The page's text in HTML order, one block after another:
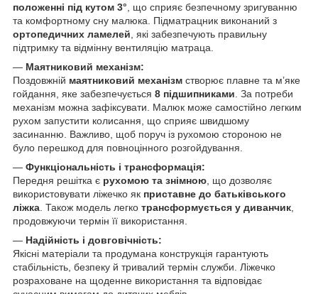
положенні під кутом 3° , що сприяє безпечному зригуванню
та комфортному сну малюка. Підматрацник виконаний з
ортопедичних ламелей , які забезпечують правильну
підтримку та відмінну вентиляцію матраца.
— Маятниковий механізм:
Поздовжній маятниковий механізм створює плавне та м’яке
гойдання, яке забезпечується 8 підшипниками . За потреби
механізм можна зафіксувати. Малюк може самостійно легким
рухом запустити колисання, що сприяє швидшому
засинанню. Важливо, щоб поруч із рухомою стороною не
було перешкод для повноцінного розгойдування.
— Функціональність і трансформація:
Передня решітка є рухомою та знімною , що дозволяє
використовувати ліжечко як приставне до батьківського
ліжка . Також модель легко трансформується у диванчик
продовжуючи термін її використання.
— Надійність і довговічність:
Якісні матеріали та продумана конструкція гарантують
стабільність, безпеку й тривалий термін служби. Ліжечко
розраховане на щоденне використання та відповідає